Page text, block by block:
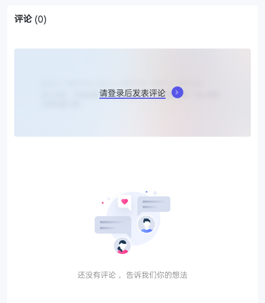
评论 (0)
请登录后发表评论
还没有评论， 告诉我们你的想法